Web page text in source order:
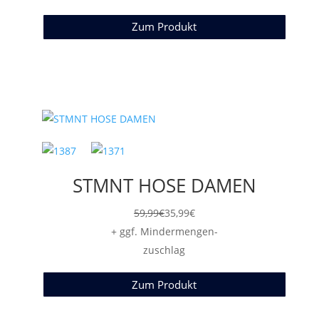
Zum Produkt
STMNT HOSE DAMEN
59,99€35,99€
+ ggf. Mindermengen-
zuschlag
Zum Produkt